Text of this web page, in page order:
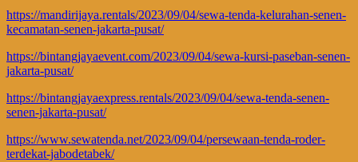
https://mandirijaya.rentals/2023/09/04/sewa-tenda-kelurahan-senen-
kecamatan-senen-jakarta-pusat/
https://bintangjayaevent.com/2023/09/04/sewa-kursi-paseban-senen-
jakarta-pusat/
https://bintangjayaexpress.rentals/2023/09/04/sewa-tenda-senen-
senen-jakarta-pusat/
https://www.sewatenda.net/2023/09/04/persewaan-tenda-roder-
terdekat-jabodetabek/